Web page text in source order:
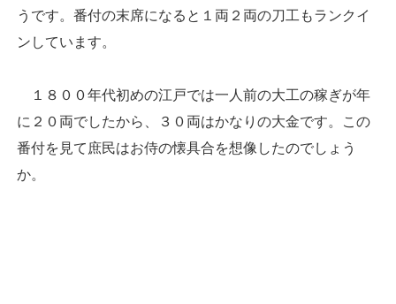
うです。番付の末席になると１両２両の刀工もランクイ
ンしています。
１８００年代初めの江戸では一人前の大工の稼ぎが年
に２０両でしたから、３０両はかなりの大金です。この
番付を見て庶民はお侍の懐具合を想像したのでしょう
か。